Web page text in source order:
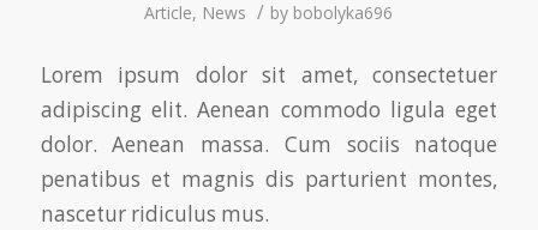
Article, News / by bobolyka696
Lorem ipsum dolor sit amet, consectetuer
adipiscing elit. Aenean commodo ligula eget
dolor. Aenean massa. Cum sociis natoque
penatibus et magnis dis parturient montes,
nascetur ridiculus mus.